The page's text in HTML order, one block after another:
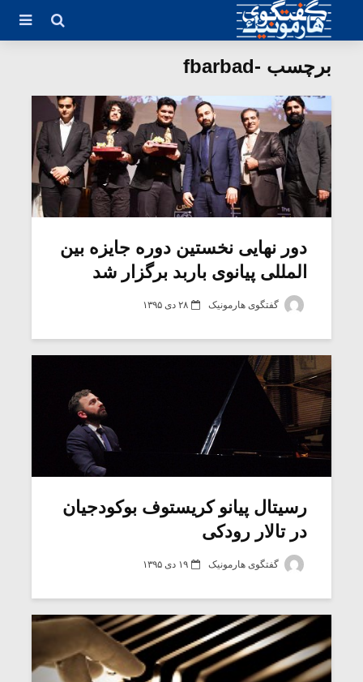
برچسب -fbarbad
دور نهایى نخستین دوره جایزه بین
المللی پیانوى باربد برگزار شد
گفتگوی هارمونیک ۲۸ دی ۱۳۹۵
رسیتال پیانو کریستوف بوکودجیان
در تالار رودکى
گفتگوی هارمونیک ۱۹ دی ۱۳۹۵